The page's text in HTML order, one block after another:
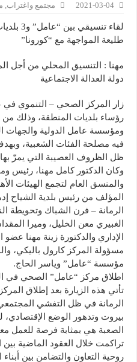
2021-03-04 مجتمع واغتراب
لقاء
طليعة المواجهة مع “كورونا”
مهنا : التنسيق المحلي من أجل
دولة العدالة الاجتماعية
زار المركز الصحي – التنموي في
رؤساء بلديات المنطقة، وذلك من
ومؤسسة عامل الدولية والجهات
فيه مصلحة الفئات الشعبية،
ظل الظروف العصيبة التي يمرّ بها
وكان الدكتور كامل مهنا،
والمنسق العام لتجمع الهيئات
المؤلف من رئيس بلدية الشياح
الرمانة – فرن الشباك وتحويطة
الغبيري معن الخليل، وميرا
الإداري والدكتورة زينة مهنا عضو
مسؤولة المركز كارول باليكي،
مؤسسة “عامل” وياسر الحاج.
اطلاق مركز “عامل” الصحي في
تأتي هذه الزيارة بعد إطلاق
الرمانة في ظل التفشي
بيروت وتدهور الوضع
الصعبة هي بمثابة فرصة للعمل
تراكمت خلال العقود الماضية بين
روحية التعاون والتضامن بين